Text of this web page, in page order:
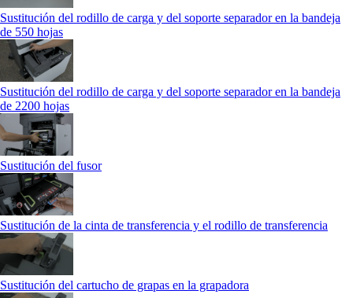
Sustitución del rodillo de carga y del soporte separador en la bandeja
de 550 hojas
Sustitución del rodillo de carga y del soporte separador en la bandeja
de 2200 hojas
Sustitución del fusor
Sustitución de la cinta de transferencia y el rodillo de transferencia
Sustitución del cartucho de grapas en la grapadora